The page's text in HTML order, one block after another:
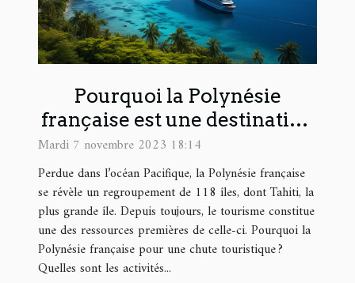
Pourquoi la Polynésie
française est une destination
touristique prisée ?
Mardi 7 novembre 2023 18:14
Perdue dans l’océan Pacifique, la Polynésie française
se révèle un regroupement de 118 îles, dont Tahiti, la
plus grande île. Depuis toujours, le tourisme constitue
une des ressources premières de celle-ci. Pourquoi la
Polynésie française pour une chute touristique ?
Quelles sont les activités...